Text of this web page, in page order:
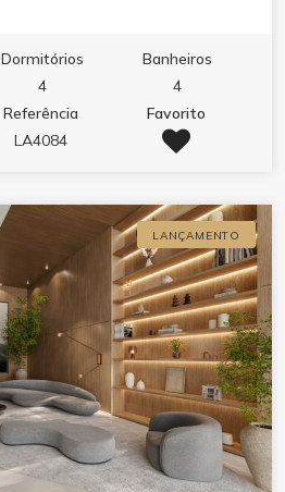
Dormitórios
4
Banheiros
4
Referência
LA4084
Favorito
LANÇAMENTO